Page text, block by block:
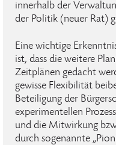
innerhalb der
der Politik (neuer Rat)
Eine wichtige
ist, dass die weitere
Zeitplänen gedacht
gewisse Flexibilität
Beteiligung der
experimentellen
und die Mitwirkung
durch sogenannte